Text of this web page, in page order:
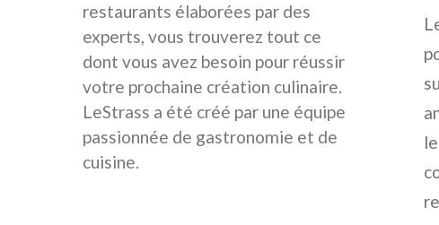
restaurants élaborées par des
experts, vous trouverez tout ce
dont vous avez besoin pour réussir
votre prochaine création culinaire.
LeStrass a été créé par une équipe
passionnée de gastronomie et de
cuisine.